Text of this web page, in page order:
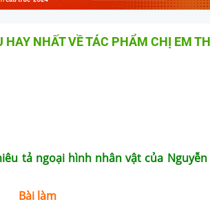
NHẤT VỀ TÁC PHẨM CHỊ EM
tả ngoại hình nhân vật của
Bài làm